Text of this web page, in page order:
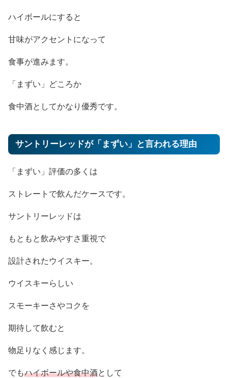
ハイボールにすると
甘味がアクセントになって
食事が進みます。
「まずい」どころか
食中酒としてかなり優秀です。
サントリーレッドが「まずい」と言われる理由
「まずい」評価の多くは
ストレートで飲んだケースです。
サントリーレッドは
もともと飲みやすさ重視で
設計されたウイスキー。
ウイスキーらしい
スモーキーさやコクを
期待して飲むと
物足りなく感じます。
でもハイボールや食中酒として